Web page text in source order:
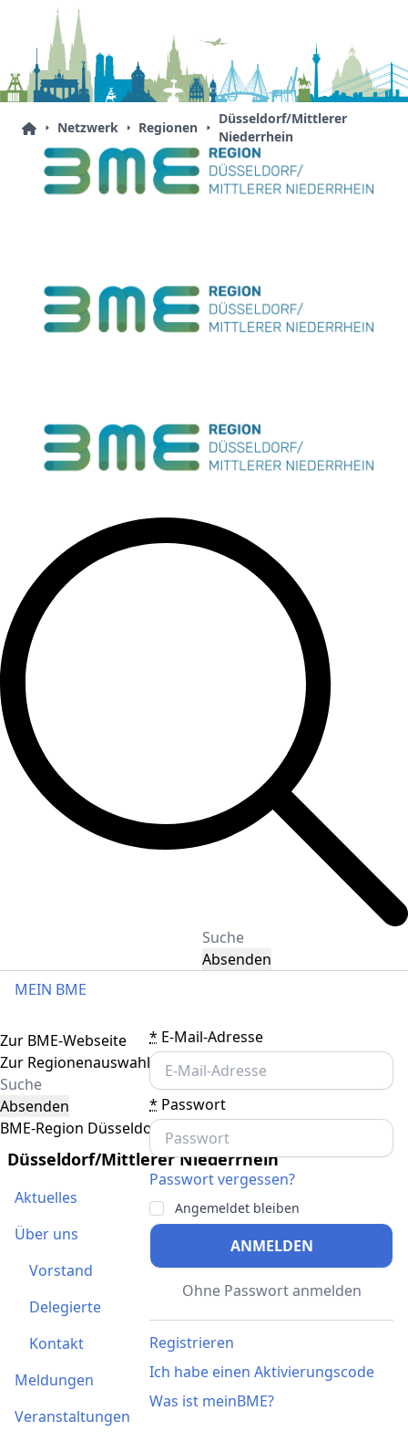
Netzwerk Regionen
Düsseldorf/Mittlerer
Niederrhein
Absenden
MEIN BME
* E-Mail-Adresse
* Passwort
Passwort vergessen?
Angemeldet bleiben
ANMELDEN
Ohne Passwort anmelden
Registrieren
Ich habe einen Aktivierungscode
Was ist meinBME?
Toggle navigation
Zur BME-Webseite
Zur Regionenauswahl
Absenden
BME-Region Düsseldorf/Mittlerer Niederrhein
Düsseldorf/Mittlerer Niederrhein
Aktuelles
Über uns
Vorstand
Delegierte
Kontakt
Meldungen
Veranstaltungen